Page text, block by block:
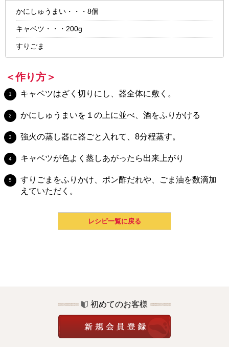
かにしゅうまい・・・8個
キャベツ・・・200g
すりごま
＜作り方＞
キャベツはざく切りにし、器全体に敷く。
かにしゅうまいを１の上に並べ、酒をふりかける
強火の蒸し器に器ごと入れて、8分程蒸す。
キャベツが色よく蒸しあがったら出来上がり
すりごまをふりかけ、ポン酢だれや、ごま油を数滴加
えていただく。
レシピ一覧に戻る
初めてのお客様